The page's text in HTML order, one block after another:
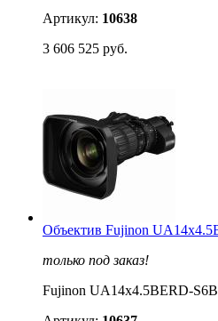
Артикул: 10638
3 606 525 руб.
Объектив Fujinon
только под заказ!
Fujinon UA14x4.5BERD-